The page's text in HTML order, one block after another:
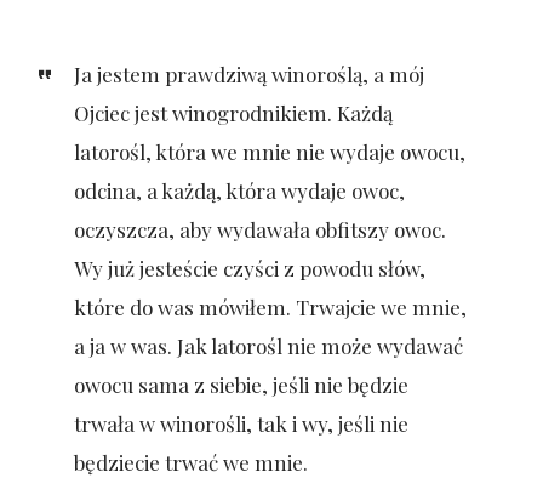
Ja jestem prawdziwą winoroślą, a mój
Ojciec jest winogrodnikiem. Każdą
latorośl, która we mnie nie wydaje owocu,
odcina, a każdą, która wydaje owoc,
oczyszcza, aby wydawała obfitszy owoc.
Wy już jesteście czyści z powodu słów,
które do was mówiłem. Trwajcie we mnie,
a ja w was. Jak latorośl nie może wydawać
owocu sama z siebie, jeśli nie będzie
trwała w winorośli, tak i wy, jeśli nie
będziecie trwać we mnie.